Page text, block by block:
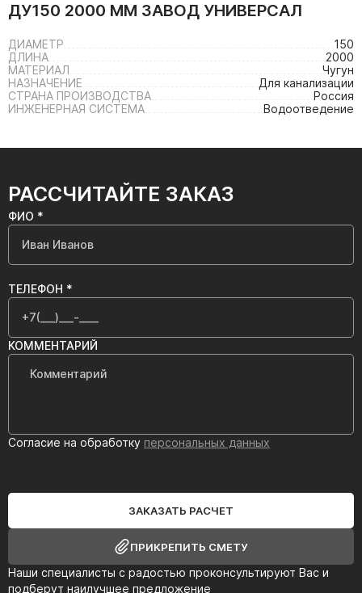
ДУ150 2000 ММ ЗАВОД УНИВЕРСАЛ
ДИАМЕТР
150
ДЛИНА
2000
МАТЕРИАЛ
Чугун
НАЗНАЧЕНИЕ
Для канализации
СТРАНА ПРОИЗВОДСТВА
Россия
ИНЖЕНЕРНАЯ СИСТЕМА
Водоотведение
РАССЧИТАЙТЕ ЗАКАЗ
Наши специалисты с радостью проконсультируют Вас и
подберут наилучшее предложение
ФИО *
ТЕЛЕФОН *
КОММЕНТАРИЙ
Согласие на обработку персональных данных
ЗАКАЗАТЬ РАСЧЕТ
ПРИКРЕПИТЬ СМЕТУ